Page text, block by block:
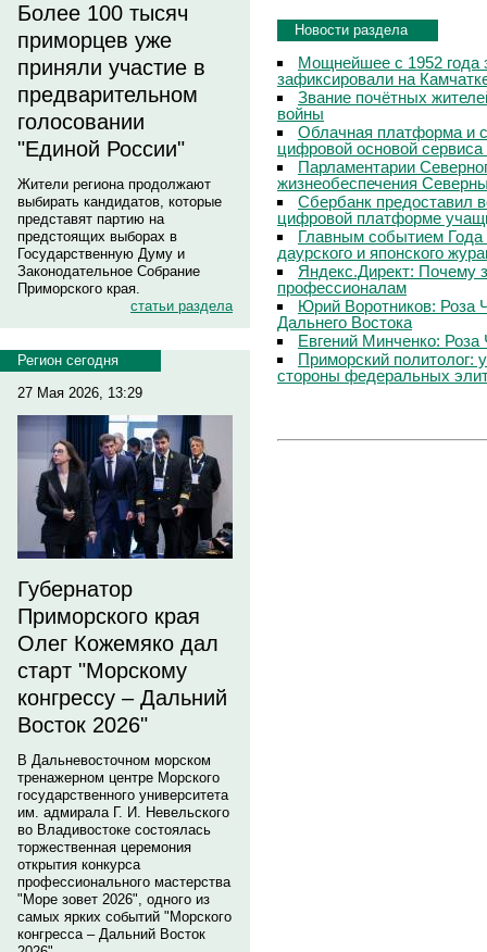
Более 100 тысяч
приморцев уже
приняли участие в
предварительном
голосовании
"Единой России"
Жители региона продолжают
выбирать кандидатов, которые
представят партию на
предстоящих выборах в
Государственную Думу и
Законодательное Собрание
Приморского края.
статьи раздела
Регион сегодня
27 Мая 2026, 13:29
Губернатор
Приморского края
Олег Кожемяко дал
старт "Морскому
конгрессу – Дальний
Восток 2026"
В Дальневосточном морском
тренажерном центре Морского
государственного университета
им. адмирала Г. И. Невельского
во Владивостоке состоялась
торжественная церемония
открытия конкурса
профессионального мастерства
"Море зовет 2026", одного из
самых ярких событий "Морского
конгресса – Дальний Восток
Новости раздела
Мощнейшее с 1952 года
зафиксировали на
Звание почётных
войны
Облачная платформа и
цифровой основой
Парламентарии
жизнеобеспечения
Сбербанк предоставил
цифровой платформе
Главным событием
даурского и японского
Яндекс.Директ: Почему
профессионалам
Юрий Воротников: Роза
Дальнего Востока
Евгений Минченко: Роза
Приморский политолог:
стороны федеральных